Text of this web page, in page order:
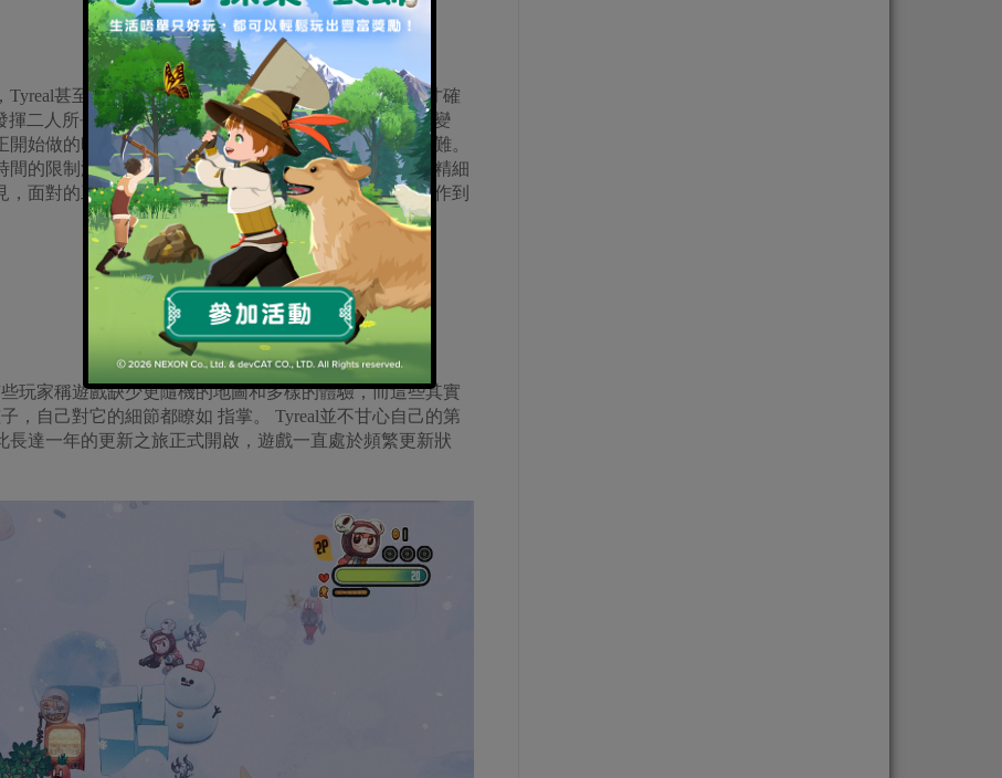
甚至在正式開工之前做了許多案例和市場分析，才確
揮二人所長又不是過度冷門的題材。但計劃總是追不上變
始做的時候總會遇到第一次真正做遊戲時會遇到的困難。
的限制沒能在早期階段加入進去，在國內這樣體量和精細
面對的工作量和技術挑戰也超出預期不少，從開始製作到
玩家稱遊戲缺少更隨機的地圖和多樣的體驗，而這些其實
，自己對它的細節都瞭如 指掌。 Tyreal並不甘心自己的第
達一年的更新之旅正式開啟，遊戲一直處於頻繁更新狀